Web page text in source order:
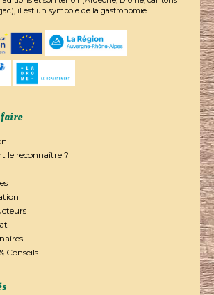
il est un symbole de la gastronomie
le reconnaître ?
Conseils